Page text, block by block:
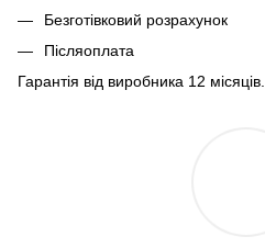
Безготівковий розрахунок
Післяоплата
Гарантія від виробника 12 місяців.